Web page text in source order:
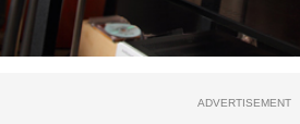
ADVERTISEMENT